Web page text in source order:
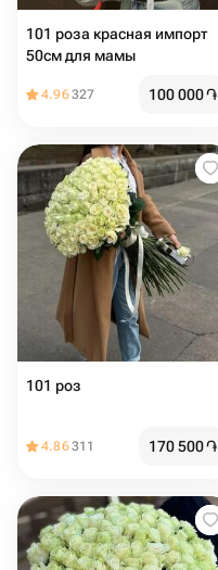
101 роза красная импорт
50см для мамы
4.96327 100 000֏
101 роз
4.86311 170 500֏